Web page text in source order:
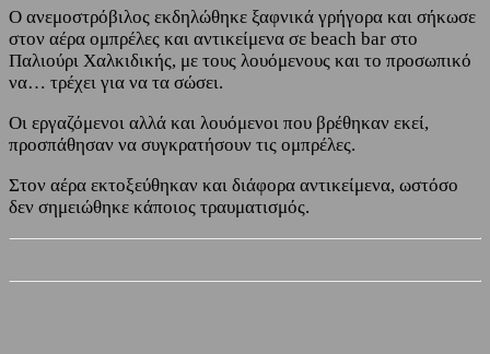
Ο ανεμοστρόβιλος εκδηλώθηκε ξαφνικά γρήγορα και σήκωσε
στον αέρα ομπρέλες και αντικείμενα σε beach bar στο
Παλιούρι Χαλκιδικής, με τους λουόμενους και το προσωπικό
να… τρέχει για να τα σώσει.
Οι εργαζόμενοι αλλά και λουόμενοι που βρέθηκαν εκεί,
προσπάθησαν να συγκρατήσουν τις ομπρέλες.
Στον αέρα εκτοξεύθηκαν και διάφορα αντικείμενα, ωστόσο
δεν σημειώθηκε κάποιος τραυματισμός.